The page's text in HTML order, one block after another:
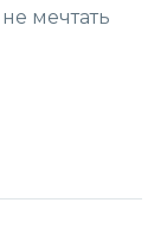
мечтать